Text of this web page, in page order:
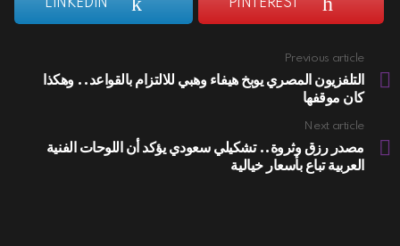
PINTEREST
LINKEDIN
more
Previous article
التلفزيون المصري يوبخ هيفاء وهبي للالتزام بالقواعد.. وهكذا
كان موقفها
Next article
مصدر رزق وثروة.. تشكيلي سعودي يؤكد أن اللوحات الفنية
العربية تباع بأسعار خيالية